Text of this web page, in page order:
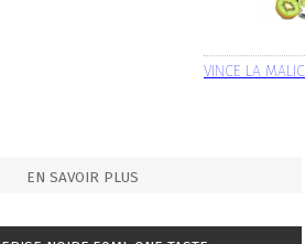
VINCE LA
EN SAVOIR PLUS